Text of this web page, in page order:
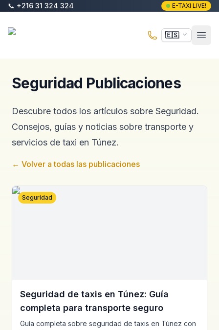
Saltar al contenido principal
📞 +216 31 324 324 E-TAXI LIVE!
🇪🇸
Seguridad Publicaciones
Descubre todos los artículos sobre Seguridad.
Consejos, guías y noticias sobre transporte y
servicios de taxi en Túnez.
← Volver a todas las publicaciones
Seguridad
Seguridad de taxis en Túnez: Guía
completa para transporte seguro
Guía completa sobre seguridad de taxis en Túnez con